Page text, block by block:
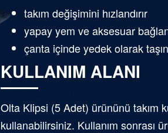
takım değişimini hızlandırır
yapay yem ve aksesuar
çanta içinde yedek olarak
KULLANIM ALANI
Olta Klipsi (5 Adet) ürününü takım
kullanabilirsiniz. Kullanım sonrası